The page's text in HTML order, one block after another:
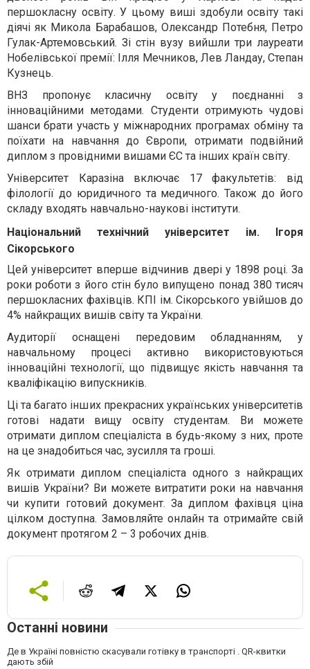
першокласну освіту. У цьому виші здобули освіту такі
діячі як Микола Барабашов, Олександр Потебня, Петро
Гулак-Артемовський. Зі стін вузу вийшли три лауреати
Нобелівської премії: Ілля Мечников, Лев Ландау, Степан
Кузнець.
ВНЗ пропонує класичну освіту у поєднанні з
інноваційними методами. Студенти отримують чудові
шанси брати участь у міжнародних програмах обміну та
поїхати на навчання до Європи, отримати подвійний
диплом з провідними вишами ЄС та інших країн світу.
Університет Каразіна включає 17 факультетів: від
філології до юридичного та медичного. Також до його
складу входять навчально-наукові інститути.
Національний технічний університет ім. Ігоря
Сікорського
Цей університет вперше відчинив двері у 1898 році. За
роки роботи з його стін було випущено понад 380 тисяч
першокласних фахівців. КПІ ім. Сікорського увійшов до
4% найкращих вишів світу та України.
Аудиторії оснащені передовим обладнанням, у
навчальному процесі активно використовуються
інноваційні технології, що підвищує якість навчання та
кваліфікацію випускників.
Ці та багато інших прекрасних українських університетів
готові надати вищу освіту студентам. Ви можете
отримати диплом спеціаліста в будь-якому з них, проте
на це знадобиться час, зусилля та гроші.
Як отримати диплом спеціаліста одного з найкращих
вишів України? Ви можете витратити роки на навчання
чи купити готовий документ. За диплом фахівця ціна
цілком доступна. Замовляйте онлайн та отримайте свій
документ протягом 2 – 3 робочих днів.
Останні новини
Де в Україні повністю скасували готівку в транспорті . QR-квитки
дають збій